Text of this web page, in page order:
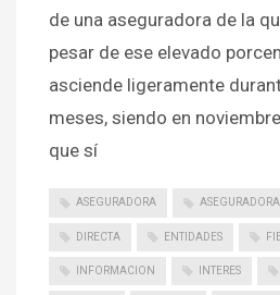
de una aseguradora de la
pesar de ese elevado
asciende ligeramente
meses, siendo en
que sí
ASEGURADORA
DIRECTA ENTIDADES
INFORMACION INTERES